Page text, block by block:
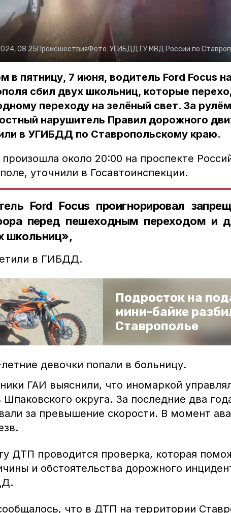
08:25ПроисшествияФото: УГИБДД ГУ МВД России по
в пятницу, 7 июня, водитель Ford Focus
сбил двух школьниц, которые
переходу на зелёный свет. За
нарушитель Правил дорожного
в УГИБДД по Ставропольскому краю.
около 20:00 на проспекте
уточнили в Госавтоинспекции.
Ford Focus проигнорировал
перед пешеходным переходом и
школьниц»,
в ГИБДД.
Подросток на
мини-байке
Ставрополье
девочки попали в больницу.
ГАИ выяснили, что иномаркой
округа. За последние два
за превышение скорости. В момент
ДТП проводится проверка, которая
и обстоятельства дорожного
что в ДТП на территории